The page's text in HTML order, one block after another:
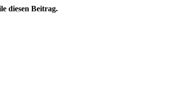
diesen Beitrag.